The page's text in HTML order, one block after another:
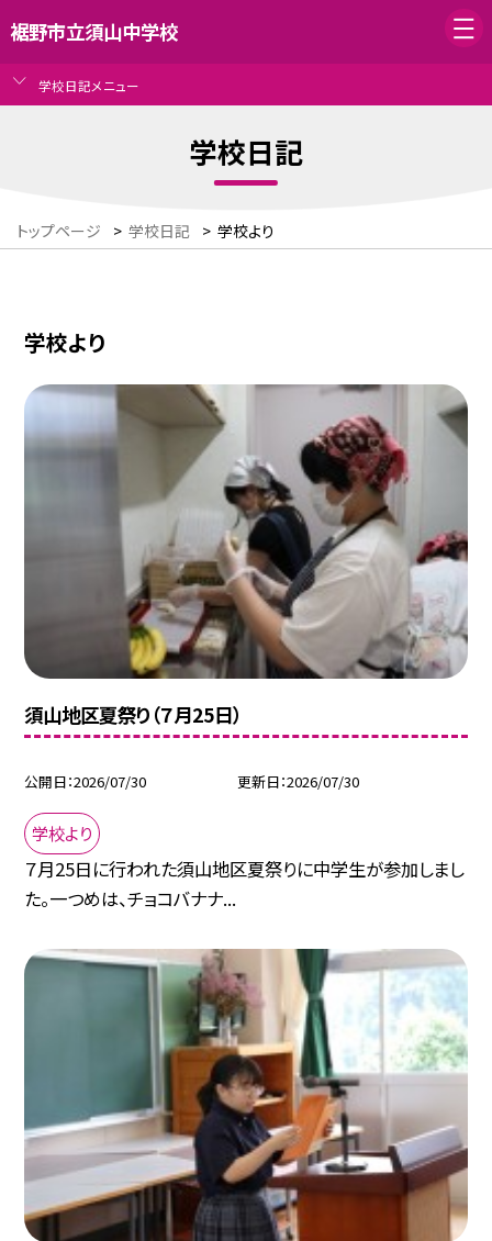
裾野市立須山中学校
学校日記メニュー
学校日記
トップページ > 学校日記 > 学校より
学校より
須山地区夏祭り（７月25日）
公開日 2026/07/30 更新日 2026/07/30
学校より
７月25日に行われた須山地区夏祭りに中学生が参加しまし
た。一つめは、チョコバナナ...